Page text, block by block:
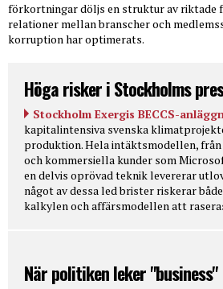
förkortningar döljs en struktur av riktade
relationer mellan branscher och
korruption har optimerats.
Höga risker i Stockholms
Stockholm Exergis BECCS-
kapitalintensiva svenska
produktion. Hela intäktsmodellen,
och kommersiella kunder som
en delvis oprövad teknik levererar
något av dessa led brister riskerar
kalkylen och affärsmodellen att
När politiken leker "business"